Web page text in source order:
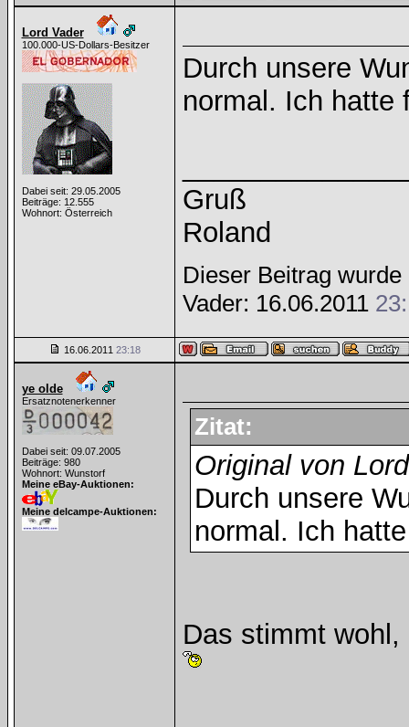
Lord Vader
100.000-US-Dollars-Besitzer
Dabei seit: 29.05.2005
Beiträge: 12.555
Wohnort: Österreich
Durch unsere
normal. Ich hatte
Gruß
Roland
Dieser Beitrag
Vader: 16.06.2011
16.06.2011 23:18
ye olde
Ersatznotenerkenner
Dabei seit: 09.07.2005
Beiträge: 980
Wohnort: Wunstorf
Meine eBay-Auktionen:
Meine delcampe-Auktionen:
Zitat:
Original von
Durch unsere
normal. Ich
Das stimmt